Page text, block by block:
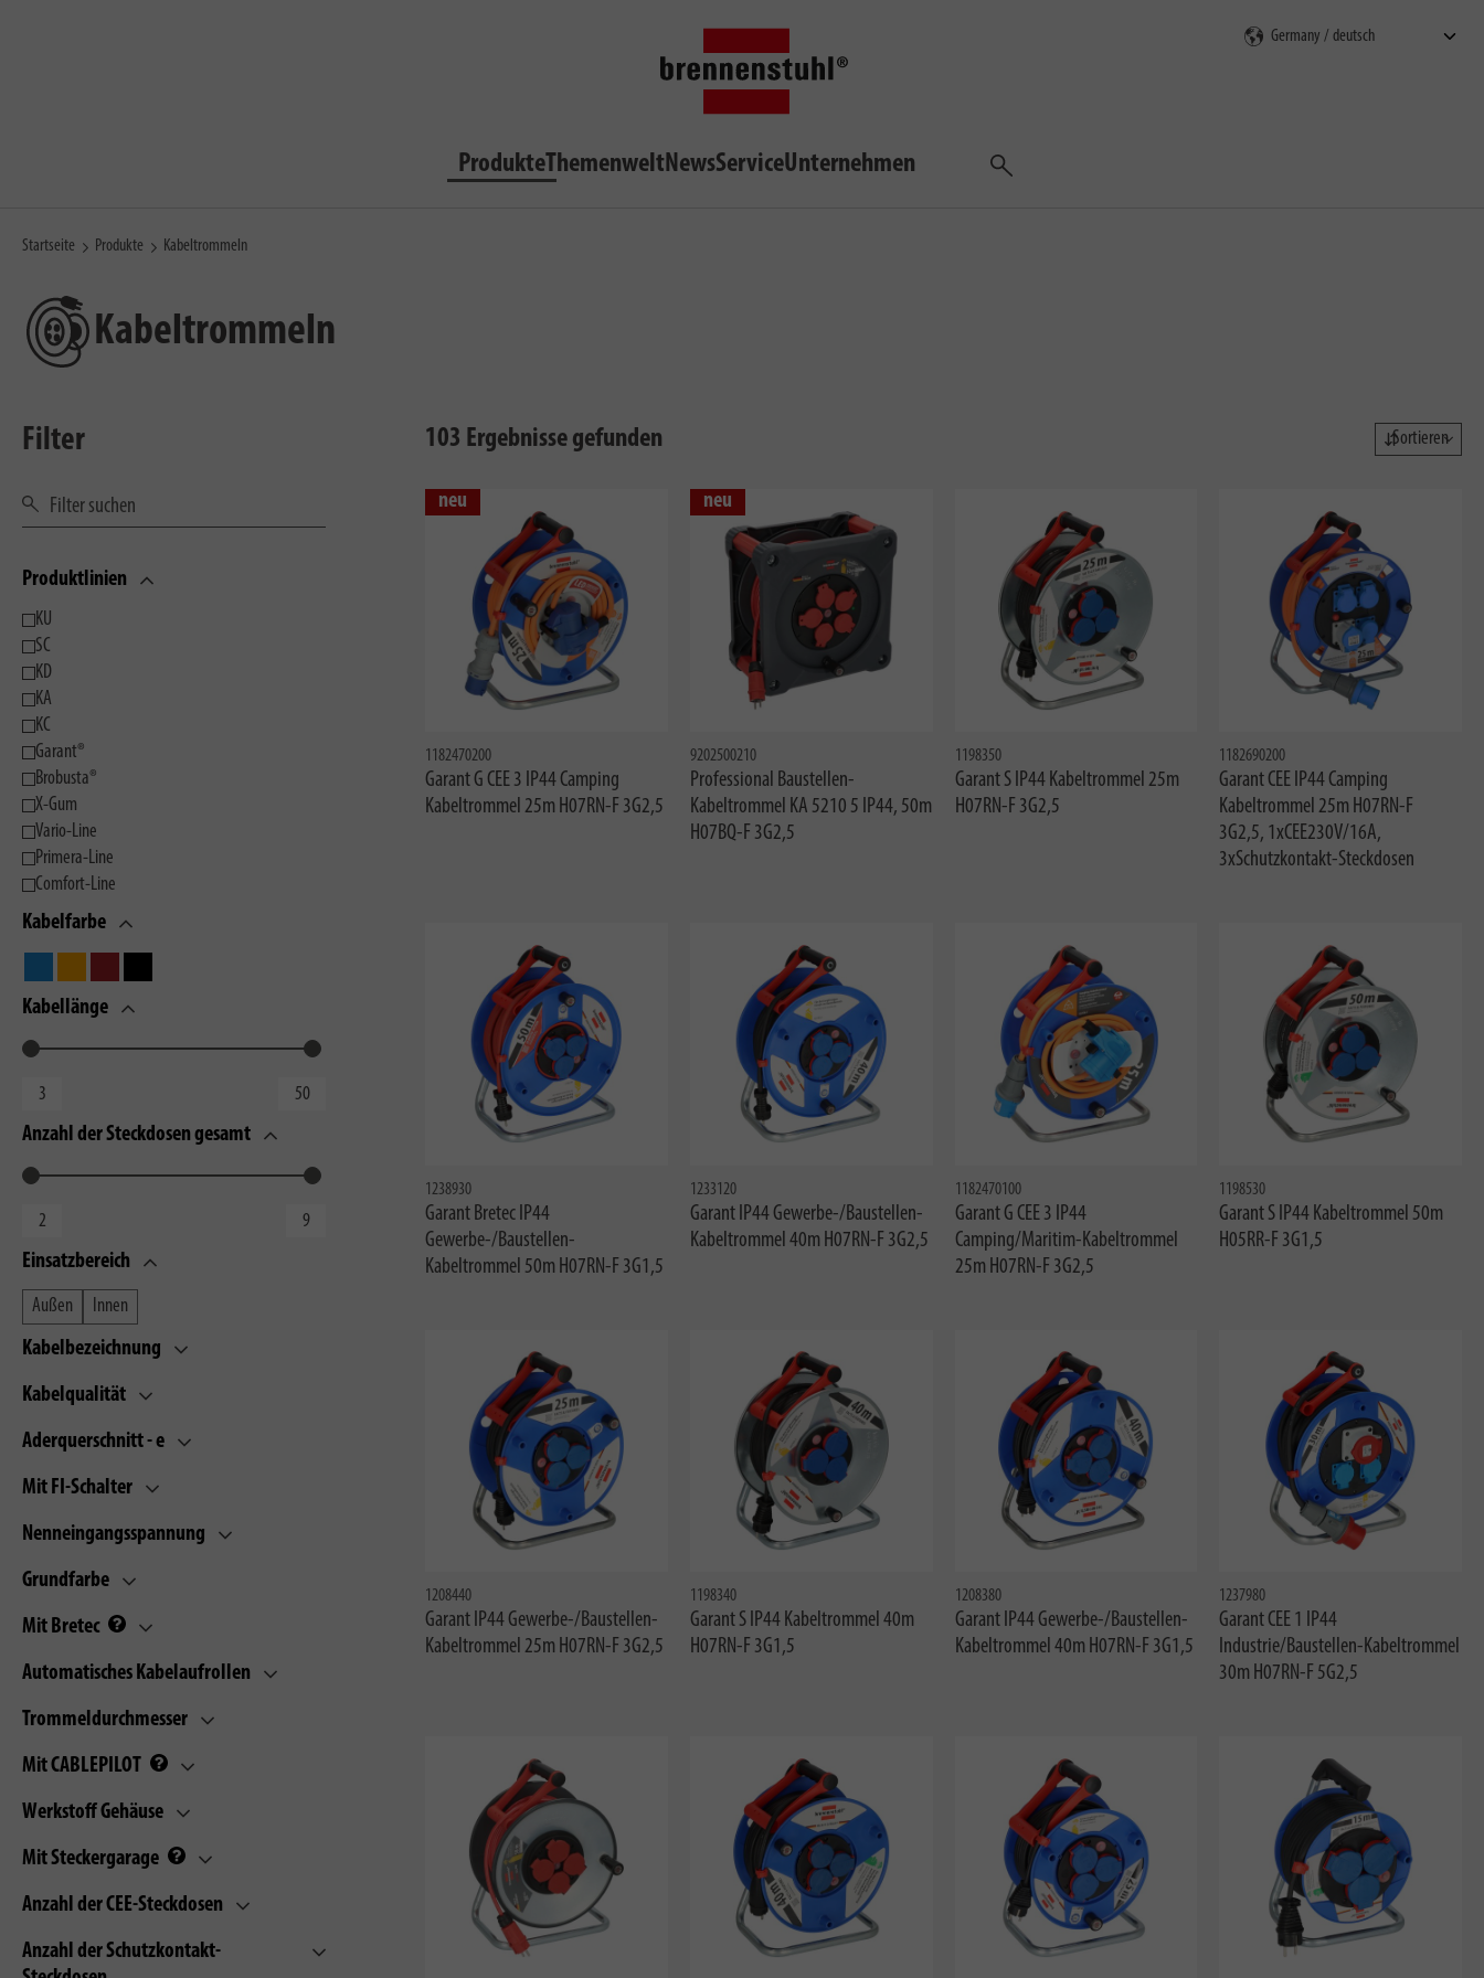
ProdukteThemenweltNewsServiceUnternehmen
Suchen
Startseite Produkte Kabeltrommeln
Kabeltrommeln
Filter
Produktlinien
KU
SC
KD
KA
KC
Garant®
Brobusta®
X-Gum
Vario-Line
Primera-Line
Comfort-Line
Kabelfarbe
Kabellänge
Anzahl der Steckdosen gesamt
Einsatzbereich
Außen Innen
Kabelbezeichnung
Kabelqualität
Aderquerschnitt - e
Mit FI-Schalter
Nenneingangsspannung
Grundfarbe
Mit Bretec
Automatisches Kabelaufrollen
Trommeldurchmesser
Mit CABLEPILOT
Werkstoff Gehäuse
Mit Steckergarage
Anzahl der CEE-Steckdosen
Anzahl der Schutzkontakt-
103 Ergebnisse gefunden Sortieren
neu
1182470200
Garant G CEE 3 IP44 Camping
Kabeltrommel 25m H07RN-F 3G2,5
neu
9202500210
Professional Baustellen-
Kabeltrommel KA 5210 5 IP44, 50m
H07BQ-F 3G2,5
1198350
Garant S IP44 Kabeltrommel 25m
H07RN-F 3G2,5
1182690200
Garant CEE IP44 Camping
Kabeltrommel 25m H07RN-F
3G2,5, 1xCEE230V/16A,
3xSchutzkontakt-Steckdosen
1238930
Garant Bretec IP44
Gewerbe-/Baustellen-
Kabeltrommel 50m H07RN-F 3G1,5
1233120
Garant IP44 Gewerbe-/Baustellen-
Kabeltrommel 40m H07RN-F 3G2,5
1182470100
Garant G CEE 3 IP44
Camping/Maritim-Kabeltrommel
25m H07RN-F 3G2,5
1198530
Garant S IP44 Kabeltrommel 50m
H05RR-F 3G1,5
1208440
Garant IP44 Gewerbe-/Baustellen-
Kabeltrommel 25m H07RN-F 3G2,5
1198340
Garant S IP44 Kabeltrommel 40m
H07RN-F 3G1,5
1208380
Garant IP44 Gewerbe-/Baustellen-
Kabeltrommel 40m H07RN-F 3G1,5
1237980
Garant CEE 1 IP44
Industrie/Baustellen-Kabeltrommel
30m H07RN-F 5G2,5